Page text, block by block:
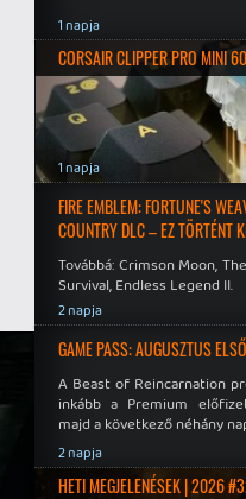
1 napja
CORSAIR CLIPPER PRO MINI
1 napja
FIRE EMBLEM: FORTUNE'S
COUNTRY DLC – EZ TÖRTÉNT
Továbbá: Crimson Moon,
Survival, Endless Legend II.
2 napja
GAME PASS: AUGUSZTUS
A Beast of Reincarnation
inkább a Premium
majd a következő néhány
2 napja
HETI MEGJELENÉSEK | 2026